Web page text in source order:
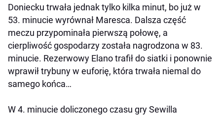
Doniecku trwała jednak tylko kilka minut, bo już w
53. minucie wyrównał Maresca. Dalsza część
meczu przypominała pierwszą połowę, a
cierpliwość gospodarzy została nagrodzona w 83.
minucie. Rezerwowy Elano trafił do siatki i ponownie
wprawił trybuny w euforię, która trwała niemal do
samego końca…
W 4. minucie doliczonego czasu gry Sewilla